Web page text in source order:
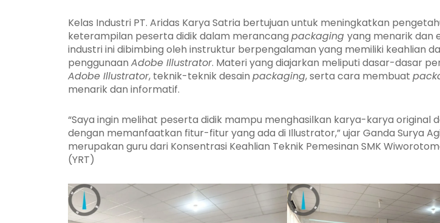
Kelas Industri PT. Aridas Karya Satria bertujuan untuk meningkatkan
keterampilan peserta didik dalam merancang packaging yang menarik dan
industri ini dibimbing oleh instruktur berpengalaman yang memiliki keahlian
penggunaan Adobe Illustrator. Materi yang diajarkan meliputi dasar-dasar
Adobe Illustrator, teknik-teknik desain packaging, serta cara membuat
menarik dan informatif.
“Saya ingin melihat peserta didik mampu menghasilkan karya-karya original
dengan memanfaatkan fitur-fitur yang ada di Illustrator,” ujar Ganda Surya
merupakan guru dari Konsentrasi Keahlian Teknik Pemesinan SMK
(YRT)